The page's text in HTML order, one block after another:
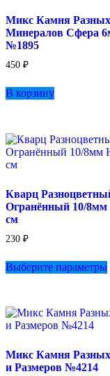
Микс Камня Разных
Минералов Сфера
№1895
450 ₽
В корзину
Кварц
Огранённый 10/8мм
см
230 ₽
Выберите параметры
Микс Камня
и Размеров №4214